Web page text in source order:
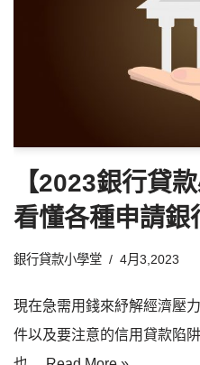
【2023銀行貸
看懂各種申請銀
銀行貸款小學堂 4月3,2023
現在急需用錢來紓解經濟壓
件以及要注意的信用貸款陷